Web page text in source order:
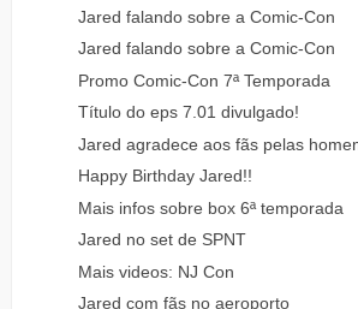
Jared falando sobre a Comic-Con
Jared falando sobre a Comic-Con
Promo Comic-Con 7ª Temporada
Título do eps 7.01 divulgado!
Jared agradece aos fãs pelas
Happy Birthday Jared!!
Mais infos sobre box 6ª temporada
Jared no set de SPNT
Mais videos: NJ Con
Jared com fãs no aeroporto